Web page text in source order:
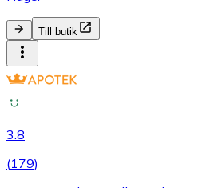
Till butik
3.8
(179)